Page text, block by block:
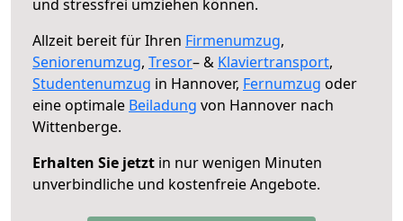
und stressfrei umziehen können.
Allzeit bereit für Ihren Firmenumzug,
Seniorenumzug, Tresor– & Klaviertransport,
Studentenumzug in Hannover, Fernumzug oder
eine optimale Beiladung von Hannover nach
Wittenberge.
Erhalten Sie jetzt in nur wenigen Minuten
unverbindliche und kostenfreie Angebote.